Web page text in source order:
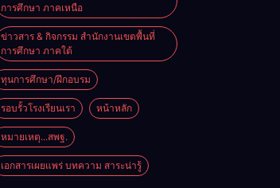
การศึกษา ภาคเหนือ
ข่าวสาร & กิจกรรม สำนักงานเขตพื้นที่
การศึกษา ภาคใต้
ทุนการศึกษา/ฝึกอบรม
รอบรั้วโรงเรียนเรา หน้าหลัก
หมายเหตุ...สพฐ.
เอกสารเผยแพร่ บทความ สาระน่ารู้